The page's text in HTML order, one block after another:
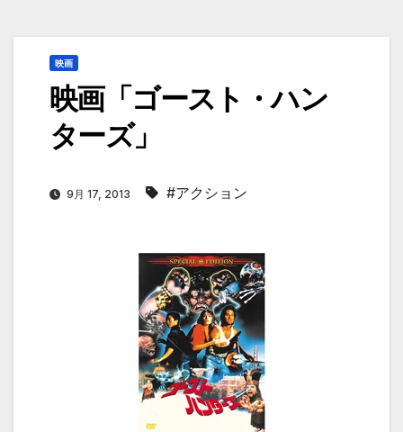
映画
映画「ゴースト・ハン
ターズ」
9月 17, 2013 #アクション